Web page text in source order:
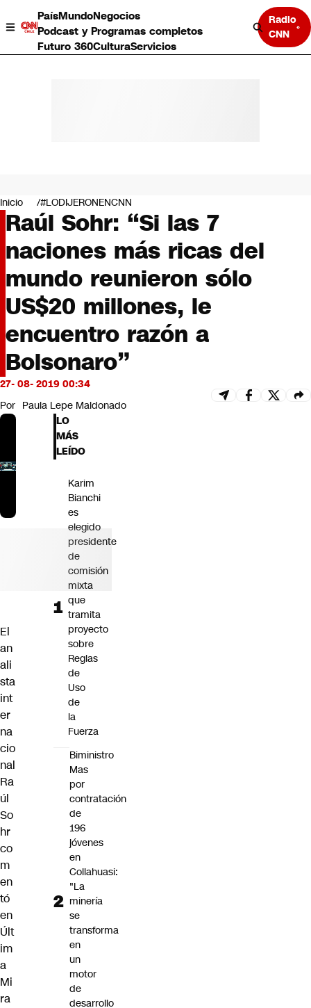
PaísMundoNegocios
Podcast y Programas completos
Futuro 360CulturaServicios
Radio
CNN
Negocios
Deportes
Programas completos
Cultura
Servicios
Bits
CNN Data
CNN tiempo
Opinión
Inicio #LODIJERONENCNN
Raúl Sohr: “Si las 7
naciones más ricas del
mundo reunieron sólo
US$20 millones, le
encuentro razón a
Bolsonaro”
27- 08- 2019 00:34
Por Paula Lepe Maldonado
El
an
ali
sta
int
er
na
cio
nal
Ra
úl
So
hr
co
m
en
tó
en
Últ
im
a
Mi
ra
LO
MÁS
LEÍDO
Karim
Bianchi
es
elegido
presidente
de
comisión
mixta
que
tramita
proyecto
sobre
Reglas
de
Uso
de
la
Fuerza
Biministro
Mas
por
contratación
de
196
jóvenes
en
Collahuasi:
"La
minería
se
transforma
en
un
motor
de
desarrollo